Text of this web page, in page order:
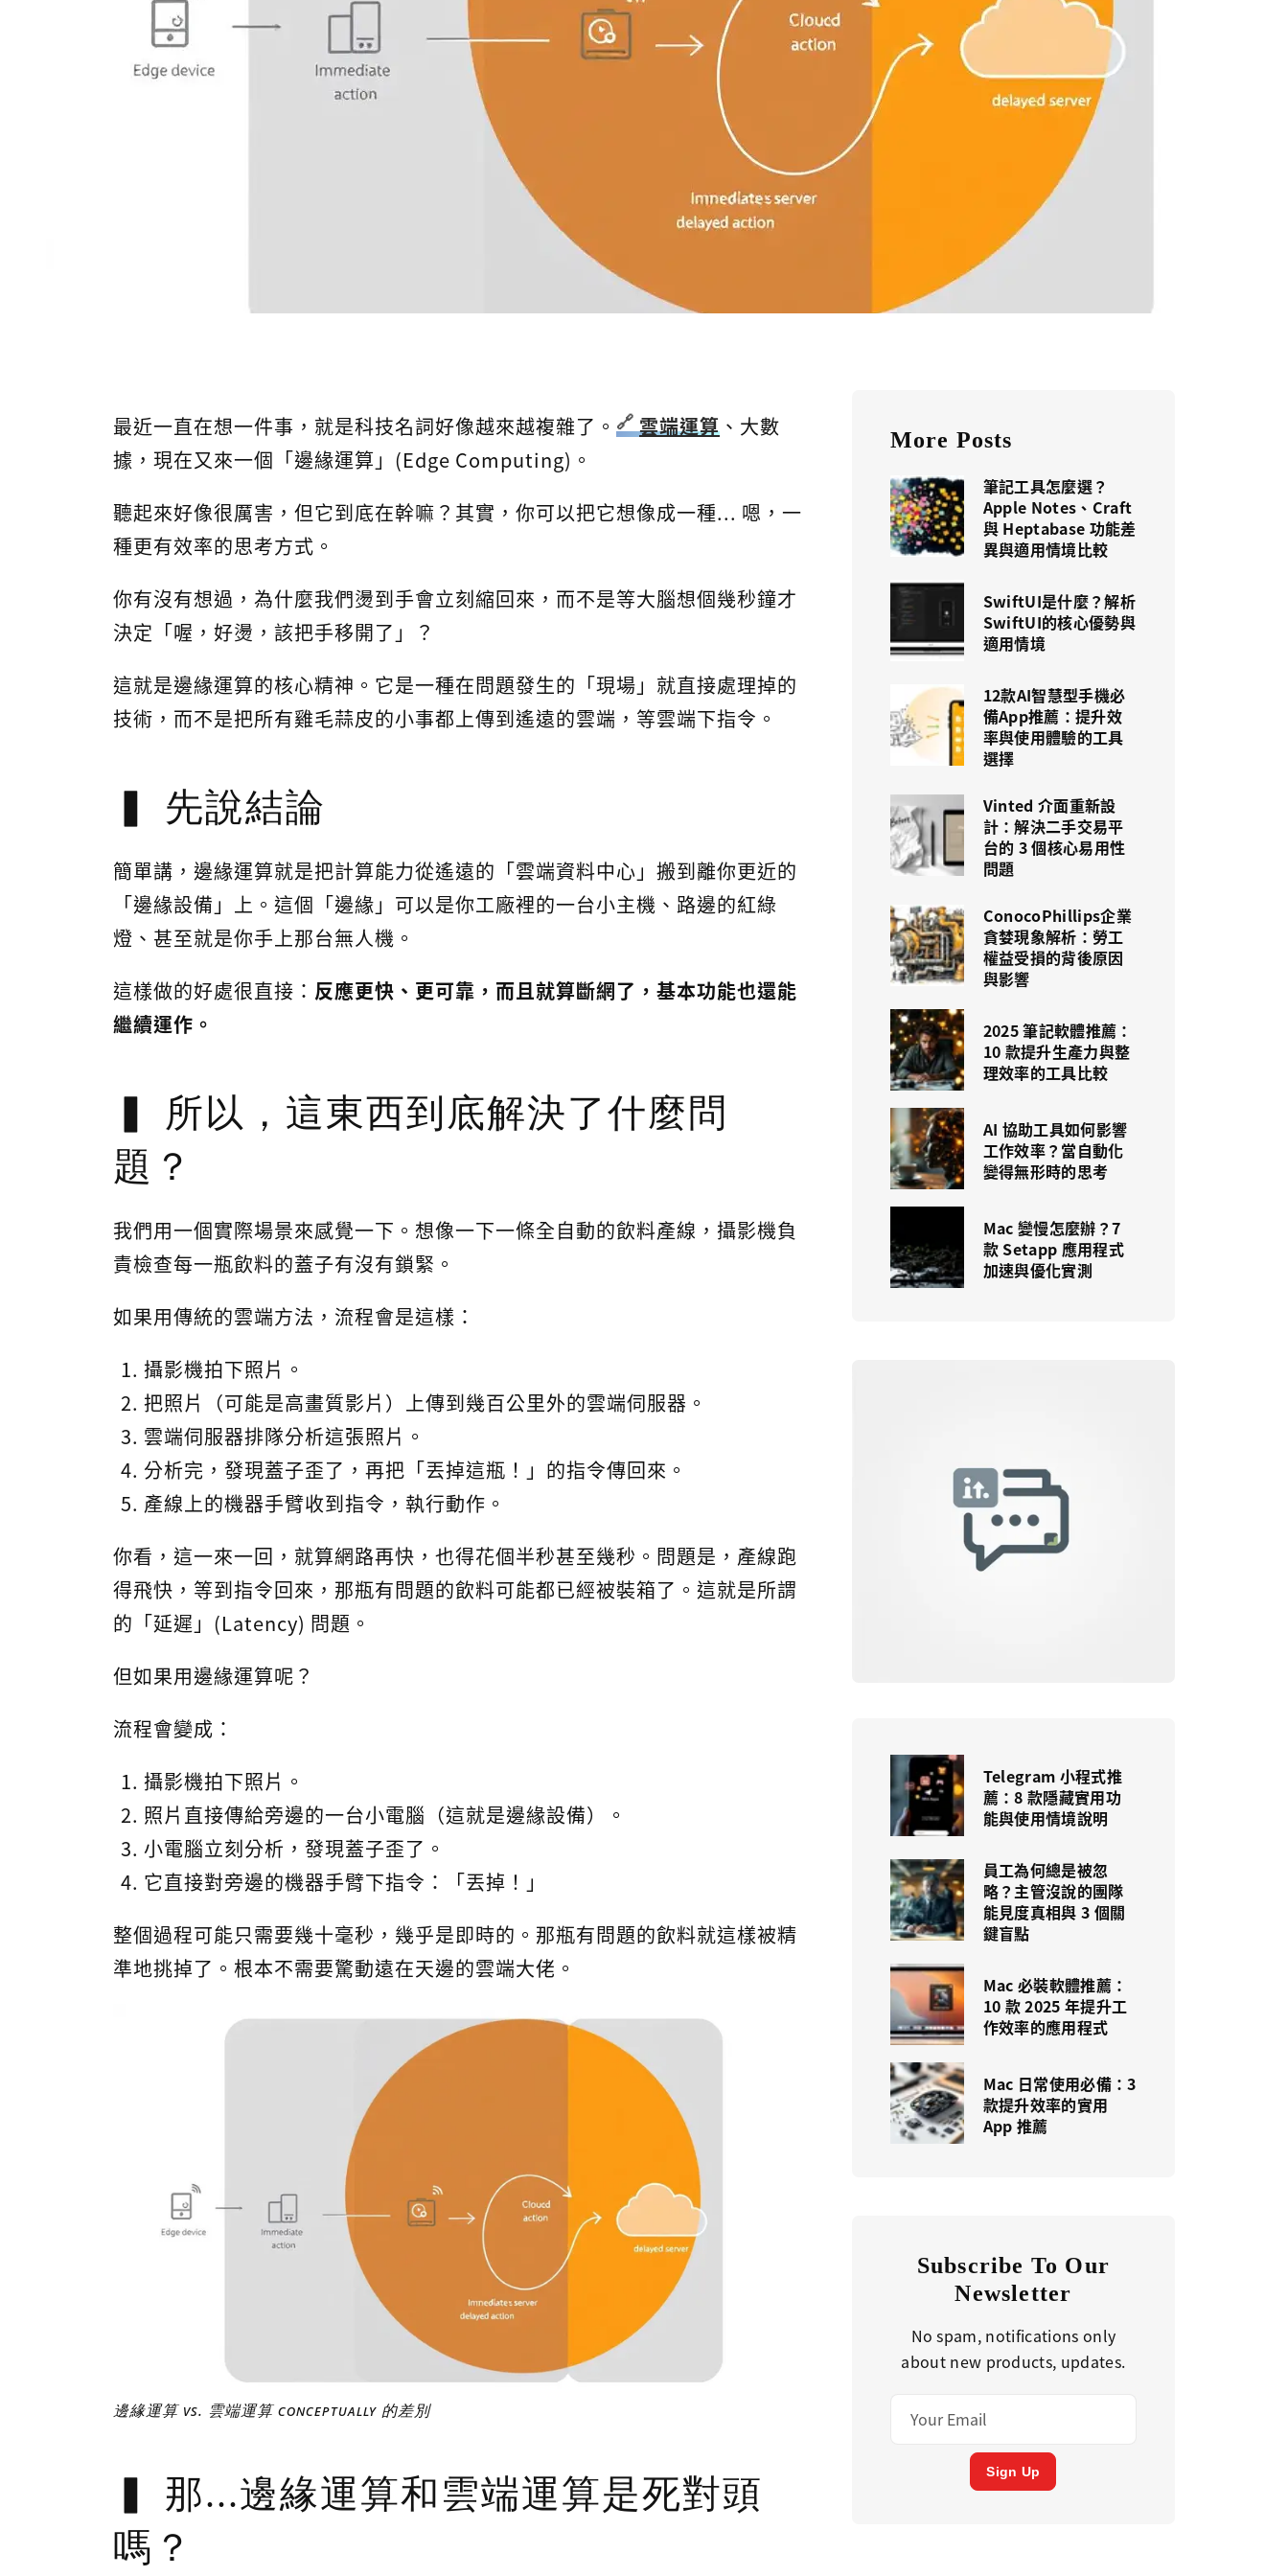
最近一直在想一件事，就是科技名詞好像越來越複雜了。 雲端運算 、大數
據，現在又來一個「邊緣運算」(Edge Computing)。
聽起來好像很厲害，但它到底在幹嘛？其實，你可以把它想像成一種... 嗯，一
種更有效率的思考方式。
你有沒有想過，為什麼我們燙到手會立刻縮回來，而不是等大腦想個幾秒鐘才
決定「喔，好燙，該把手移開了」？
這就是邊緣運算的核心精神。它是一種在問題發生的「現場」就直接處理掉的
技術，而不是把所有雞毛蒜皮的小事都上傳到遙遠的雲端，等雲端下指令。
先說結論
簡單講，邊緣運算就是把計算能力從遙遠的「雲端資料中心」搬到離你更近的
「邊緣設備」上。這個「邊緣」可以是你工廠裡的一台小主機、路邊的紅綠
燈、甚至就是你手上那台無人機。
這樣做的好處很直接： 反應更快、更可靠，而且就算斷網了，基本功能也還能
繼續運作。
所以，這東西到底解決了什麼問
題？
我們用一個實際場景來感覺一下。想像一下一條全自動的飲料產線，攝影機負
責檢查每一瓶飲料的蓋子有沒有鎖緊。
如果用傳統的雲端方法，流程會是這樣：
攝影機拍下照片。
把照片（可能是高畫質影片）上傳到幾百公里外的雲端伺服器。
雲端伺服器排隊分析這張照片。
分析完，發現蓋子歪了，再把「丟掉這瓶！」的指令傳回來。
產線上的機器手臂收到指令，執行動作。
你看，這一來一回，就算網路再快，也得花個半秒甚至幾秒。問題是，產線跑
得飛快，等到指令回來，那瓶有問題的飲料可能都已經被裝箱了。這就是所謂
的「延遲」(Latency) 問題。
但如果用邊緣運算呢？
流程會變成：
攝影機拍下照片。
照片直接傳給旁邊的一台小電腦（這就是邊緣設備）。
小電腦立刻分析，發現蓋子歪了。
它直接對旁邊的機器手臂下指令：「丟掉！」
整個過程可能只需要幾十毫秒，幾乎是即時的。那瓶有問題的飲料就這樣被精
準地挑掉了。根本不需要驚動遠在天邊的雲端大佬。
邊緣運算 vs. 雲端運算 conceptually 的差別
那...邊緣運算和雲端運算是死對頭
嗎？
More Posts
筆記工具怎麼選？
Apple Notes、Craft
與 Heptabase 功能差
異與適用情境比較
SwiftUI是什麼？解析
SwiftUI的核心優勢與
適用情境
12款AI智慧型手機必
備App推薦：提升效
率與使用體驗的工具
選擇
Vinted 介面重新設
計：解決二手交易平
台的 3 個核心易用性
問題
ConocoPhillips企業
貪婪現象解析：勞工
權益受損的背後原因
與影響
2025 筆記軟體推薦：
10 款提升生產力與整
理效率的工具比較
AI 協助工具如何影響
工作效率？當自動化
變得無形時的思考
Mac 變慢怎麼辦？7
款 Setapp 應用程式
加速與優化實測
Telegram 小程式推
薦：8 款隱藏實用功
能與使用情境說明
員工為何總是被忽
略？主管沒說的團隊
能見度真相與 3 個關
鍵盲點
Mac 必裝軟體推薦：
10 款 2025 年提升工
作效率的應用程式
Mac 日常使用必備：3
款提升效率的實用
App 推薦
Subscribe To Our
Newsletter
No spam, notifications only
about new products, updates.
Sign Up